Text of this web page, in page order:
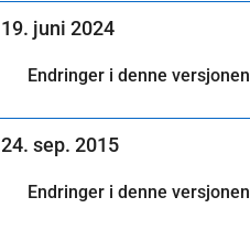
19. juni 2024
Endringer i denne versjonen
24. sep. 2015
Endringer i denne versjonen